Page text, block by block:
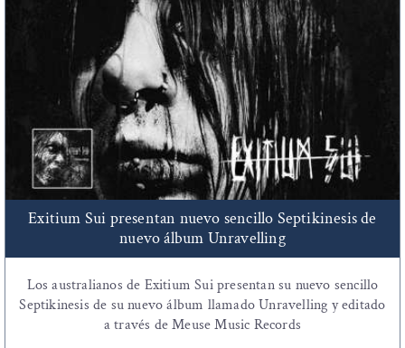
Exitium Sui presentan nuevo sencillo Septikinesis de
nuevo álbum Unravelling
Los australianos de Exitium Sui presentan su nuevo sencillo
Septikinesis de su nuevo álbum llamado Unravelling y editado
a través de Meuse Music Records